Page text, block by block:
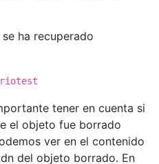
ha recuperado
tener en cuenta si
el objeto fue borrado
ver en el contenido
del objeto borrado. En